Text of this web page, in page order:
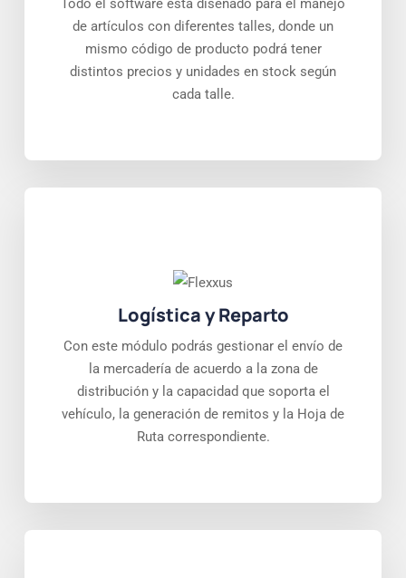
Todo el software está diseñado para el manejo
de artículos con diferentes talles, donde un
mismo código de producto podrá tener
distintos precios y unidades en stock según
cada talle.
Logística y Reparto
Con este módulo podrás gestionar el envío de
la mercadería de acuerdo a la zona de
distribución y la capacidad que soporta el
vehículo, la generación de remitos y la Hoja de
Ruta correspondiente.